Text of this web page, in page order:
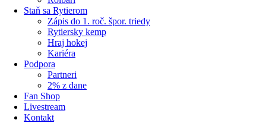
Staň sa Rytierom
Zápis do 1. roč. špor. triedy
Rytiersky kemp
Hraj hokej
Kariéra
Podpora
Partneri
2% z dane
Fan Shop
Livestream
Kontakt